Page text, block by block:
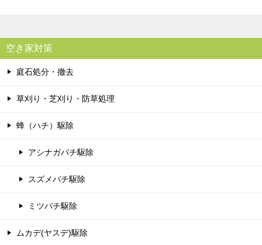
空き家対策
庭石処分・撤去
草刈り・芝刈り・防草処理
蜂（ハチ）駆除
アシナガバチ駆除
スズメバチ駆除
ミツバチ駆除
ムカデ(ヤスデ)駆除